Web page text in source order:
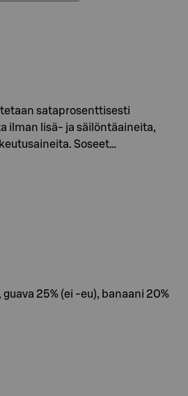
sataprosenttisesti
ilman lisä- ja säilöntäaineita,
Soseet…
guava 25% (ei -eu), banaani 20%